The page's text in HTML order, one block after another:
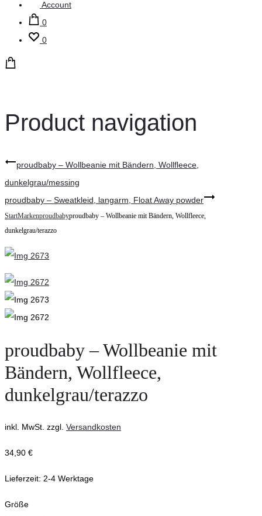
Account
0
0
Product navigation
proudbaby – Wollbeanie mit Bändern, Wollfleece,
dunkelgrau/messing
proudbaby – Sweatkleid, langarm, Float Away powder
StartMarkenproudbabyproudbaby – Wollbeanie mit Bändern, Wollfleece,
dunkelgrau/terazzo
proudbaby – Wollbeanie mit
Bändern, Wollfleece,
dunkelgrau/terazzo
inkl. MwSt. zzgl. Versandkosten
34,90 €
Lieferzeit: 2-4 Werktage
Größe